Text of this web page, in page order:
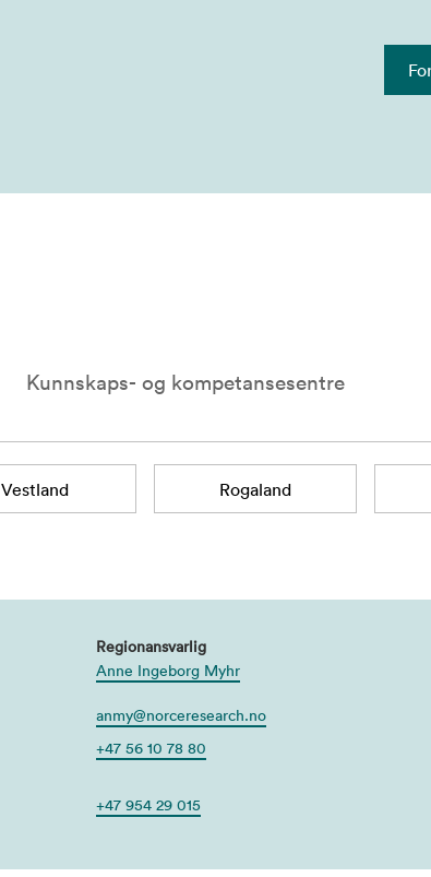
Kunnskaps- og kompetansesentre
Vestland Rogaland
Regionansvarlig
Anne Ingeborg Myhr
anmy@norceresearch.no
+47 56 10 78 80
+47 954 29 015